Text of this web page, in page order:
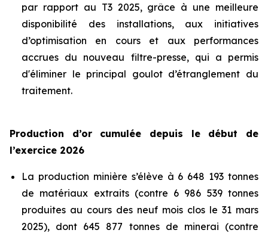
par rapport au T3 2025, grâce à une meilleure
disponibilité des installations, aux initiatives
d’optimisation en cours et aux performances
accrues du nouveau filtre-presse, qui a permis
d'éliminer le principal goulot d’étranglement du
traitement.
Production d’or cumulée depuis le début de
l’exercice 2026
La production minière s’élève à 6 648 193 tonnes
de matériaux extraits (contre 6 986 539 tonnes
produites au cours des neuf mois clos le 31 mars
2025), dont 645 877 tonnes de minerai (contre